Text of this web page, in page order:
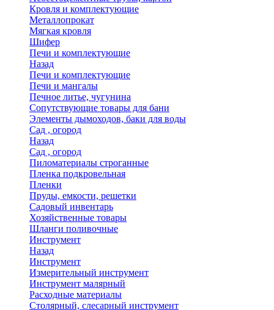
Кровля и комплектующие
Металлопрокат
Мягкая кровля
Шифер
Печи и комплектующие
Назад
Печи и комплектующие
Печи и мангалы
Печное литье, чугунина
Сопутствующие товары для бани
Элементы дымоходов, баки для воды
Сад , огород
Назад
Сад , огород
Пиломатериалы строганные
Пленка подкровельная
Пленки
Пруды, емкости, решетки
Садовый инвентарь
Хозяйственные товары
Шланги поливочные
Инструмент
Назад
Инструмент
Измерительный инструмент
Инструмент малярный
Расходные материалы
Столярный, слесарный инструмент